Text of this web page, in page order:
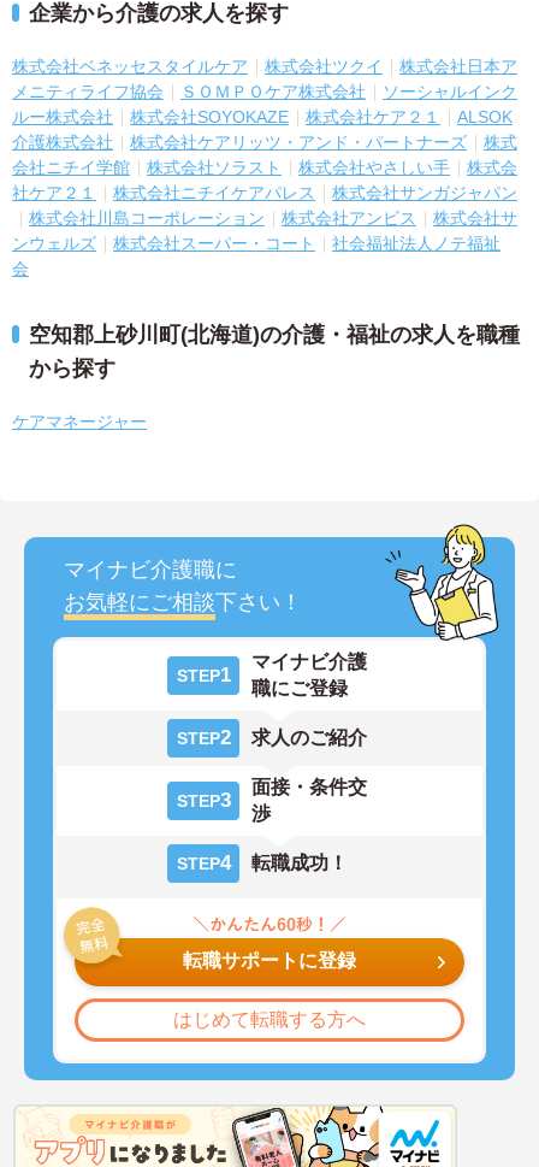
企業から介護の求人を探す
株式会社ベネッセスタイルケア 株式会社ツクイ
株式会社日本ア
メニティライフ協会
ＳＯＭＰＯケア株式会社
ソーシャルインク
ルー株式会社
株式会社SOYOKAZE 株式会社ケア２１
ALSOK
介護株式会社
株式会社ケアリッツ・アンド・パートナーズ
株式
会社ニチイ学館
株式会社ソラスト 株式会社やさしい手
株式会
社ケア２１
株式会社ニチイケアパレス
株式会社サンガジャパン
株式会社川島コーポレーション
株式会社アンビス
株式会社サ
ンウェルズ
株式会社スーパー・コート
社会福祉法人ノテ福祉
会
空知郡上砂川町(北海道)の介護・福祉の求人を職種
から探す
ケアマネージャー
マイナビ介護職に
お気軽にご相談下さい！
STEP1
マイナビ介護
職にご登録
STEP2 求人のご紹介
STEP3
面接・条件交
渉
STEP4 転職成功！
転職サポートに登録
はじめて転職する方へ